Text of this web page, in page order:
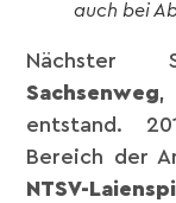
auch bei
Sachsenweg,
entstand.
Bereich der
NTSV-